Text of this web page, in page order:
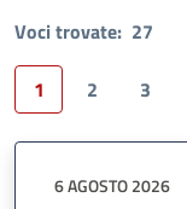
Voci trovate: 27
1
2 3
6 AGOSTO 2026